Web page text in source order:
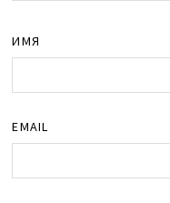
ИМЯ
EMAIL